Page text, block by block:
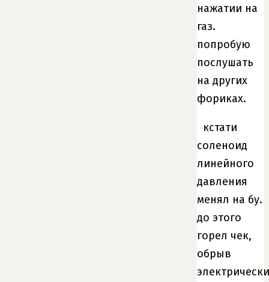
нажатии на
газ.
попробую
послушать
на других
фориках.
кстати
соленоид
линейного
давления
менял на бу.
до этого
горел чек,
обрыв